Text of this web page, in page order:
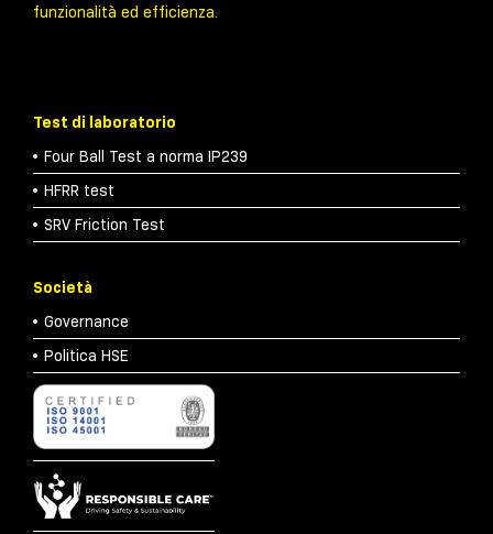
funzionalità ed efficienza.
Test di laboratorio
Four Ball Test a norma IP239
HFRR test
SRV Friction Test
Società
Governance
Politica HSE